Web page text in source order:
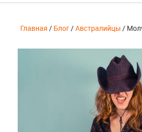
Главная / Блог/Австралийцы /